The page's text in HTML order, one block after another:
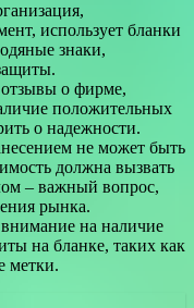
использует бланки
знаки,
о фирме,
положительных
о надежности.
не может быть
должна вызвать
– важный вопрос,
рынка.
на наличие
на бланке, таких как
метки.